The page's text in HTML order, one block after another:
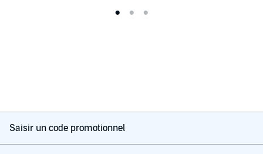
Saisir un code promotionnel